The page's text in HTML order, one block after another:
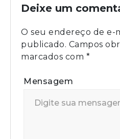
Deixe um
O seu endereço de e-
publicado. Campos
marcados com *
Mensagem